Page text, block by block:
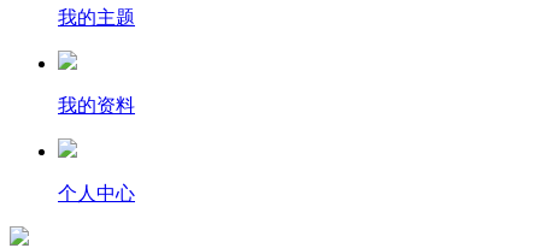
我的主题
我的资料
个人中心